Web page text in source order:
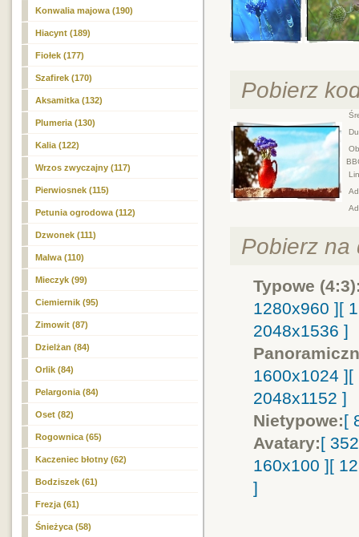
Konwalia majowa (190)
Hiacynt (189)
Fiołek (177)
Szafirek (170)
Aksamitka (132)
Plumeria (130)
Kalia (122)
Wrzos zwyczajny (117)
Pierwiosnek (115)
Petunia ogrodowa (112)
Dzwonek (111)
Malwa (110)
Mieczyk (99)
Ciemiernik (95)
Zimowit (87)
Dzielżan (84)
Orlik (84)
Pelargonia (84)
Oset (82)
Rogownica (65)
Kaczeniec błotny (62)
Bodziszek (61)
Frezja (61)
Śnieżyca (58)
Pobierz
Pobierz na
Typowe
1280x960 ][
2048x1536 ]
1600x1024 ][
2048x1152 ]
Nietypowe:[
Avatary:[
160x100 ][
]